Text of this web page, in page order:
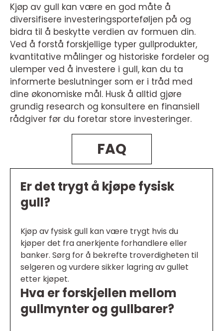
Kjøp av gull kan være en god måte å
diversifisere investeringsporteføljen på og
bidra til å beskytte verdien av formuen din.
Ved å forstå forskjellige typer gullprodukter,
kvantitative målinger og historiske fordeler og
ulemper ved å investere i gull, kan du ta
informerte beslutninger som er i tråd med
dine økonomiske mål. Husk å alltid gjøre
grundig research og konsultere en finansiell
rådgiver før du foretar store investeringer.
FAQ
Er det trygt å kjøpe fysisk
gull?
Kjøp av fysisk gull kan være trygt hvis du
kjøper det fra anerkjente forhandlere eller
banker. Sørg for å bekrefte troverdigheten til
selgeren og vurdere sikker lagring av gullet
etter kjøpet.
Hva er forskjellen mellom
gullmynter og gullbarer?